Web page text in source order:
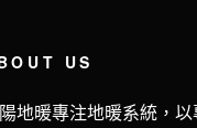
US
地暖專注地暖系統，